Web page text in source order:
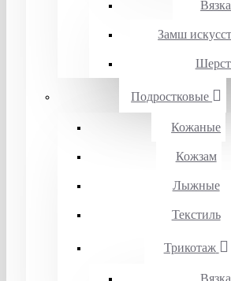
Вязка
Замш
Подростковые
Кожаные
Кожзам
Лыжные
Текстиль
Трикотаж
Вязка